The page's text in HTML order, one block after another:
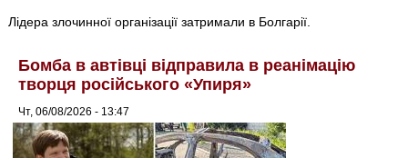
Лідера злочинної організації затримали в Болгарії.
Бомба в автівці відправила в реанімацію
творця російського «Упиря»
Чт, 06/08/2026 - 13:47